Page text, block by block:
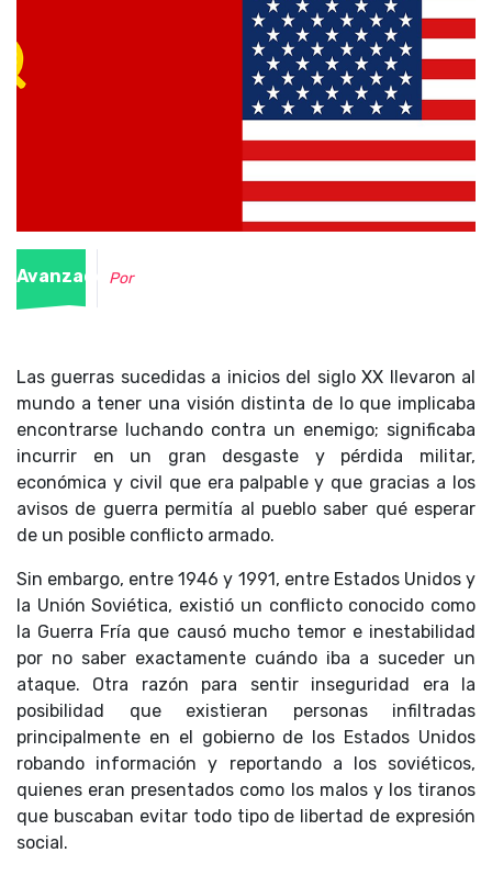
Avanzado Por
Las guerras sucedidas a inicios del siglo XX llevaron al
mundo a tener una visión distinta de lo que implicaba
encontrarse luchando contra un enemigo; significaba
incurrir en un gran desgaste y pérdida militar,
económica y civil que era palpable y que gracias a los
avisos de guerra permitía al pueblo saber qué esperar
de un posible conflicto armado.
Sin embargo, entre 1946 y 1991, entre Estados Unidos y
la Unión Soviética, existió un conflicto conocido como
la Guerra Fría que causó mucho temor e inestabilidad
por no saber exactamente cuándo iba a suceder un
ataque. Otra razón para sentir inseguridad era la
posibilidad que existieran personas infiltradas
principalmente en el gobierno de los Estados Unidos
robando información y reportando a los soviéticos,
quienes eran presentados como los malos y los tiranos
que buscaban evitar todo tipo de libertad de expresión
social.